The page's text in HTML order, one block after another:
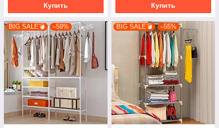
Купить Купить
BIG SALE💣 –59% BIG SALE💣 –55%